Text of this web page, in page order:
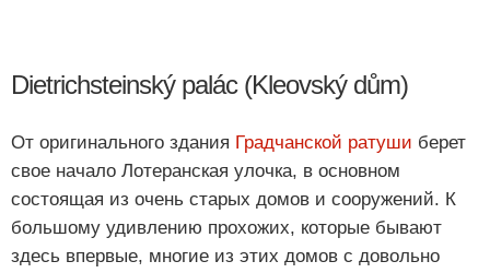
Dietrichsteinský palác (Kleovský dům)
От оригинального здания Градчанской ратуши берет
свое начало Лотеранская улочка, в основном
состоящая из очень старых домов и сооружений. К
большому удивлению прохожих, которые бывают
здесь впервые, многие из этих домов с довольно